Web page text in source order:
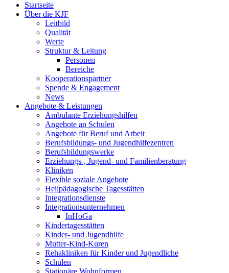
Startseite
Über die KJF
Leitbild
Qualität
Werte
Struktur & Leitung
Personen
Bereiche
Kooperationspartner
Spende & Engagement
News
Angebote & Leistungen
Ambulante Erziehungshilfen
Angebote an Schulen
Angebote für Beruf und Arbeit
Berufsbildungs- und Jugendhilfezentren
Berufsbildungswerke
Erziehungs-, Jugend- und Familienberatung
Kliniken
Flexible soziale Angebote
Heilpädagogische Tagesstätten
Integrationsdienste
Integrationsunternehmen
InHoGa
Kindertagesstätten
Kinder- und Jugendhilfe
Mutter-Kind-Kuren
Rehakliniken für Kinder und Jugendliche
Schulen
Stationäre Wohnformen